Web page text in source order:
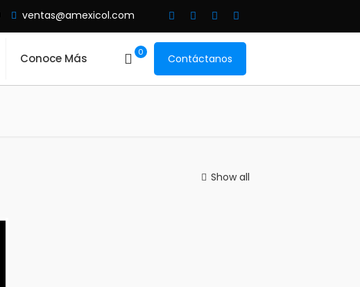
ventas@amexicol.com
Conoce Más 0 Contáctanos
Show all